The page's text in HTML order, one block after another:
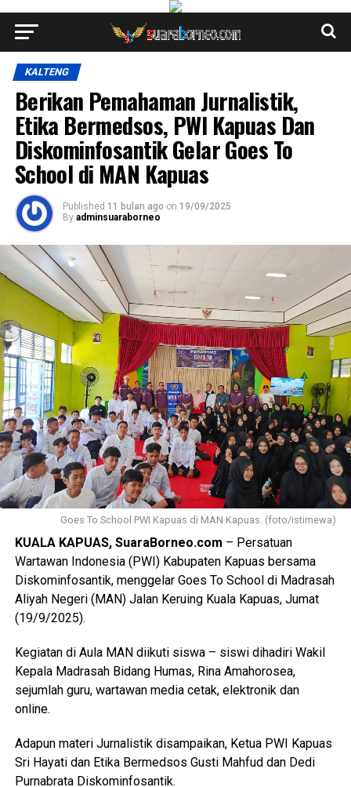
KALTENG
Berikan Pemahaman Jurnalistik,
Etika Bermedsos, PWI Kapuas Dan
Diskominfosantik Gelar Goes To
School di MAN Kapuas
Published 11 bulan ago on 19/09/2025
By adminsuaraborneo
Goes To School PWI Kapuas di MAN Kapuas. (foto/istimewa)
KUALA KAPUAS, SuaraBorneo.com – Persatuan
Wartawan Indonesia (PWI) Kabupaten Kapuas bersama
Diskominfosantik, menggelar Goes To School di Madrasah
Aliyah Negeri (MAN) Jalan Keruing Kuala Kapuas, Jumat
(19/9/2025).
Kegiatan di Aula MAN diikuti siswa – siswi dihadiri Wakil
Kepala Madrasah Bidang Humas, Rina Amahorosea,
sejumlah guru, wartawan media cetak, elektronik dan
online.
Adapun materi Jurnalistik disampaikan, Ketua PWI Kapuas
Sri Hayati dan Etika Bermedsos Gusti Mahfud dan Dedi
Purnabrata Diskominfosantik.